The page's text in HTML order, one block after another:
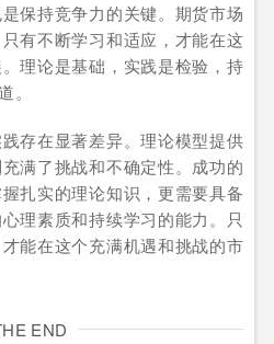
保持竞争力的关键。期货市场
有不断学习和适应，才能在这
理论是基础，实践是检验，持
。
存在显著差异。理论模型提供
满了挑战和不确定性。成功的
扎实的理论知识，更需要具备
理素质和持续学习的能力。只
能在这个充满机遇和挑战的市
END